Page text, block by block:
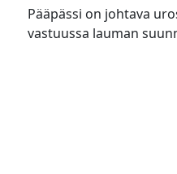
Pääpässi on johtava
vastuussa lauman